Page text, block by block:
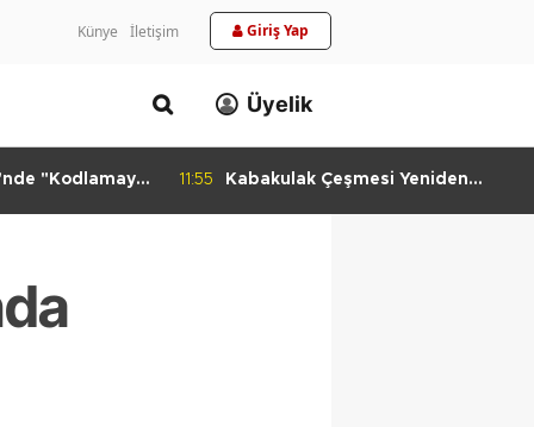
Künye İletişim Giriş Yap
Üyelik
"Kodlamaya
11:55
Kabakulak Çeşmesi Yeniden